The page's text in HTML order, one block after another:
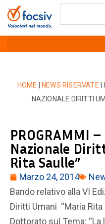
HOME NEWS RISERVATE
NAZIONALE DIRITTI
PROGRAMMI
Nazionale
Rita Saulle”
Marzo 24, 2014
Bando relativo alla VI
Diritti Umani “Maria
Dottorato sul Tema: “La